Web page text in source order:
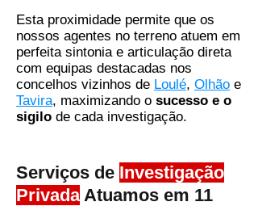
Esta proximidade permite que os
nossos agentes no terreno atuem em
perfeita sintonia e articulação direta
com equipas destacadas nos
concelhos vizinhos de Loulé, Olhão e
Tavira, maximizando o sucesso e o
sigilo de cada investigação.
Serviços de Investigação
Privada Atuamos em 11